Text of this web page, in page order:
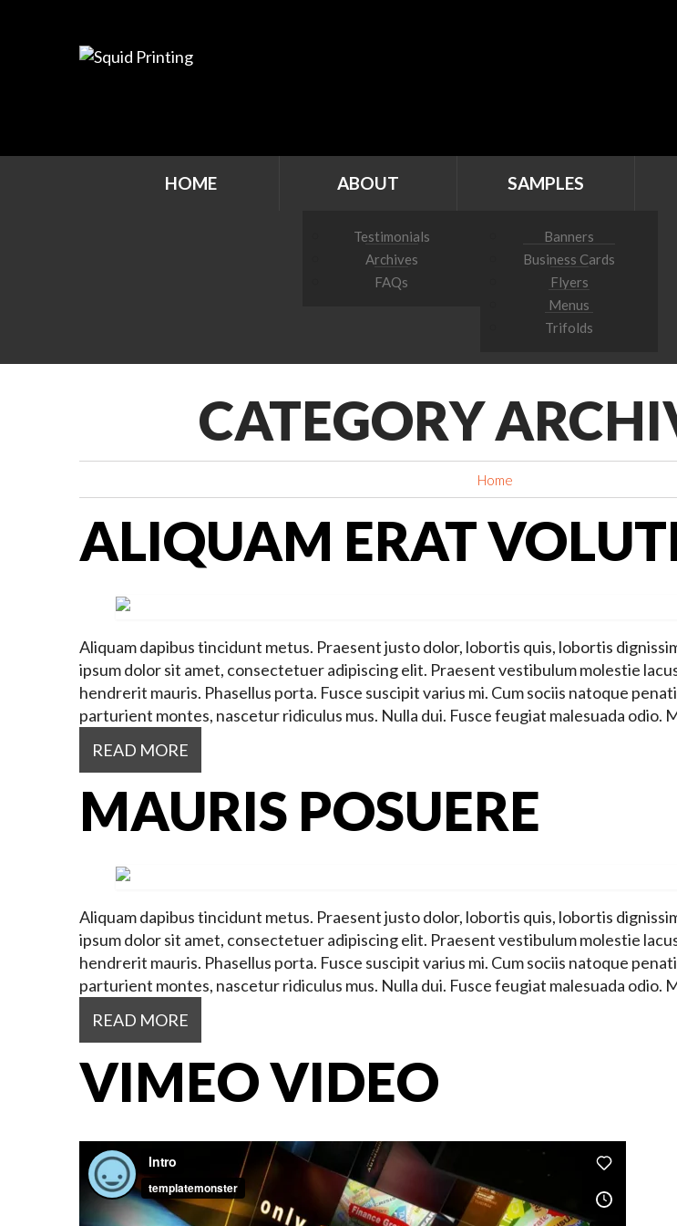
HOME ABOUT
Testimonials
Archives
FAQs
SAMPLES
Banners
Business Cards
Flyers
Menus
Trifolds
CATEGORY
Home
ALIQUAM ERAT
Aliquam dapibus tincidunt metus. Praesent justo dolor, lobortis quis, lobortis
ipsum dolor sit amet, consectetuer adipiscing elit. Praesent vestibulum molestie
hendrerit mauris. Phasellus porta. Fusce suscipit varius mi. Cum sociis natoque
parturient montes, nascetur ridiculus mus. Nulla dui. Fusce feugiat malesuada odio.
READ MORE
MAURIS POSUERE
Aliquam dapibus tincidunt metus. Praesent justo dolor, lobortis quis, lobortis
ipsum dolor sit amet, consectetuer adipiscing elit. Praesent vestibulum molestie
hendrerit mauris. Phasellus porta. Fusce suscipit varius mi. Cum sociis natoque
parturient montes, nascetur ridiculus mus. Nulla dui. Fusce feugiat malesuada odio.
READ MORE
VIMEO VIDEO